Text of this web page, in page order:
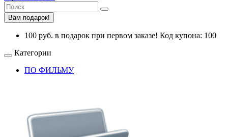
Вам подарок!
100 руб. в подарок при первом заказе! Код купона: 100
Категории
ПО ФИЛЬМУ